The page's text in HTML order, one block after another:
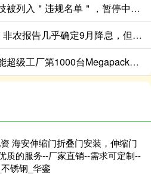
同花配资 泰尚黄精生物科技被列入＂违规名单＂，暂停中药饮片集中采购申报资格
诚多网 “新美联储通讯社”：非农报告几乎确定9月降息，但此后的降息争论更复杂
恒财网配资 特斯拉上海储能超级工厂第1000台Megapack储能系统下线
海安伸缩门折叠门安装，伸缩门
质的服务--厂家直销--需求可定制--
不锈钢_华銮